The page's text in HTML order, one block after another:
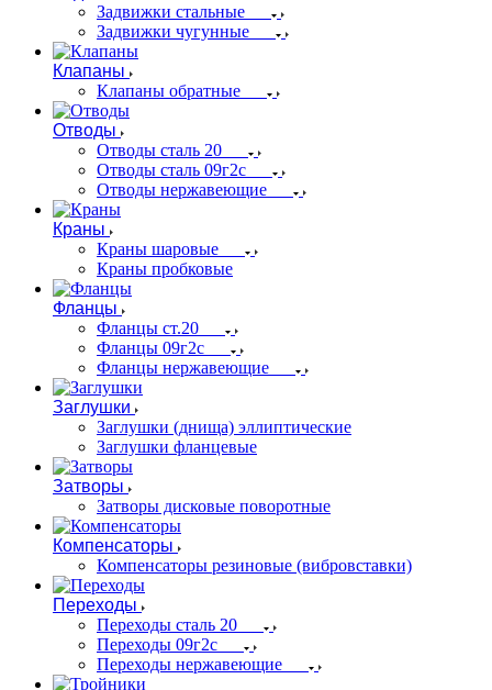
Задвижки стальные
Задвижки чугунные
Клапаны
Клапаны обратные
Отводы
Отводы сталь 20
Отводы сталь 09г2с
Отводы нержавеющие
Краны
Краны шаровые
Краны пробковые
Фланцы
Фланцы ст.20
Фланцы 09г2с
Фланцы нержавеющие
Заглушки
Заглушки (днища) эллиптические
Заглушки фланцевые
Затворы
Затворы дисковые поворотные
Компенсаторы
Компенсаторы резиновые (вибровставки)
Переходы
Переходы сталь 20
Переходы 09г2с
Переходы нержавеющие